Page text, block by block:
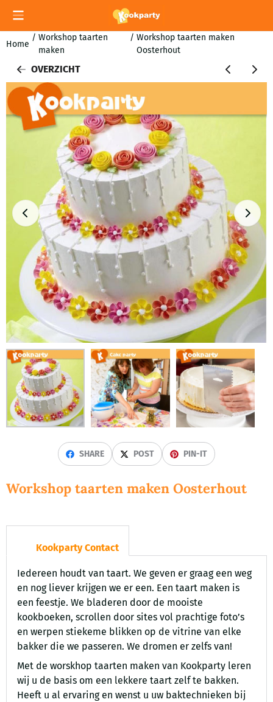
Cookievoorkeuren zijn momenteel gesloten.
Home
/ Workshop taarten
maken
/ Workshop taarten maken
Oosterhout
OVERZICHT
SHARE POST PIN-IT
Workshop taarten maken Oosterhout
Kookparty Contact
Iedereen houdt van taart. We geven er graag een weg
en nog liever krijgen we er een. Een taart maken is
een feestje. We bladeren door de mooiste
kookboeken, scrollen door sites vol prachtige foto’s
en werpen stiekeme blikken op de vitrine van elke
bakker die we passeren. We dromen er zelfs van!
Met de worskhop taarten maken van Kookparty leren
wij u de basis om een lekkere taart zelf te bakken.
Heeft u al ervaring en wenst u uw baktechnieken bij